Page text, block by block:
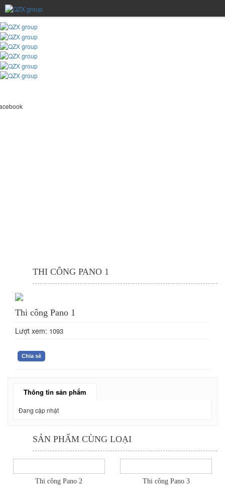
THI CÔNG PANO 1
Thi công Pano 1
Lượt xem: 1093
Chia sẻ
Thông tin sản phẩm
Đang cập nhật
SẢN PHẨM CÙNG LOẠI
Thi công Pano 2 Thi công Pano 3